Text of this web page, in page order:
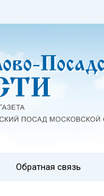
Обратная связь